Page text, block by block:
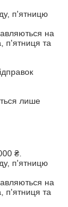
п'ятницю
на
п'ятниця та
лише
₴.
п'ятницю
на
п'ятниця та